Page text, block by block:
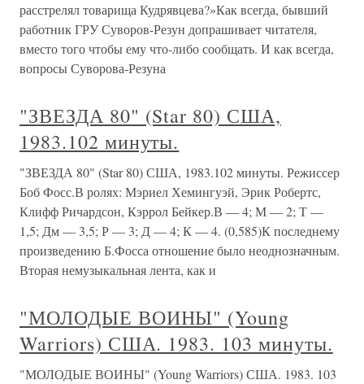
расстрелял товарища Кудрявцева?»Как всегда, бывший
работник ГРУ Суворов-Резун допрашивает читателя,
вместо того чтобы ему что-либо сообщать. И как всегда,
вопросы Суворова-Резуна
"ЗВЕЗДА 80" (Star 80) США,
1983.102 минуты.
"ЗВЕЗДА 80" (Star 80) США, 1983.102 минуты. Режиссер
Боб Фосс.В ролях: Мэриел Хемингуэй, Эрик Робертс,
Клифф Ричардсон, Кэррол Бейкер.В — 4; М — 2; Т —
1,5; Дм — 3,5; Р — 3; Д — 4; К — 4. (0,585)К последнему
произведению Б.Фосса отношение было неоднозначным.
Вторая немузыкальная лента, как и
"МОЛОДЫЕ ВОИНЫ" (Young
Warriors) США. 1983. 103 минуты.
"МОЛОДЫЕ ВОИНЫ" (Young Warriors) США. 1983. 103